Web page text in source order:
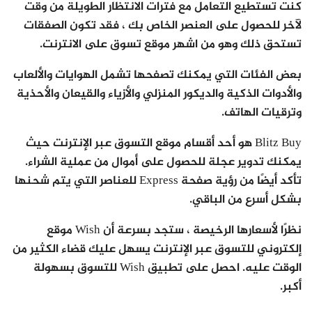
كنت تستطيع التعامل مع فترات الانتظار الطويلة من وقت
لآخر للحصول على العنصر الخاص بك ، فقد تكون الصفقات
تستحق ذلك وهو من اشهر موقع تسوق على الانترنت.
بعض الفئات التي يمكنك تصفحها تشمل الهوايات والألعاب
والأدوات الذكية والديكور المنزلي والأزياء والقيعان والأحذية
وترقيات الهاتف.
Blitz Buy هو أحد أقسام موقع التسوق عبر الإنترنت حيث
يمكنك تدوير عجلة للحصول على أموال من عملية الشراء.
تأكد أيضًا من رؤية صفحة Express للعناصر التي يتم شحنها
بشكل أسرع من الباقي.
نظرًا لأسعارها الرخيصة ، ستجد بسرعة أن Wish موقع
إلكتروني للتسوق عبر الإنترنت يسهل عليك قضاء الكثير من
الوقت عليه. احصل على تطبيق Wish للتسوق بسهولة
أكبر.